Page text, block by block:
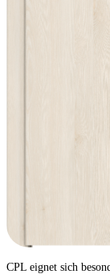
CPL eignet sich